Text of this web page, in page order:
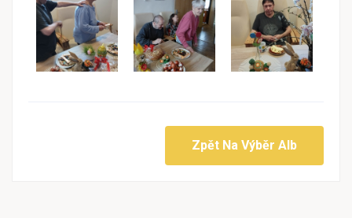
Zpět Na Výběr Alb